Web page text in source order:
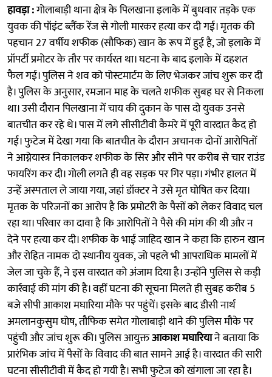
हावड़ा :गोलाबाड़ी थाना क्षेत्र के पिलखाना इलाके में बुधवार तड़के एक
युवक की पॉइंट ब्लैंक रेंज से गोली मारकर हत्या कर दी गई। मृतक की
पहचान 27 वर्षीय शफीक (सौफिक) खान के रूप में हुई है, जो इलाके में
प्रॉपर्टी प्रमोटर के तौर पर कार्यरत था। घटना के बाद इलाके में दहशत
फैल गई। पुलिस ने शव को पोस्टमार्टम के लिए भेजकर जांच शुरू कर दी
है। पुलिस के अनुसार, रमजान माह के चलते शफीक सुबह घर से निकला
था। उसी दौरान पिलखाना में चाय की दुकान के पास दो युवक उनसे
बातचीत कर रहे थे। पास में लगे सीसीटीवी कैमरे में पूरी वारदात कैद हो
गई। फुटेज में देखा गया कि बातचीत के दौरान अचानक दोनों आरोपितों
ने आग्नेयास्त्र निकालकर शफीक के सिर और सीने पर करीब से चार राउंड
फायरिंग कर दी। गोली लगते ही वह सड़क पर गिर पड़ा। गंभीर हालत में
उन्हें अस्पताल ले जाया गया, जहां डॉक्टर ने उसे मृत घोषित कर दिया।
मृतक के परिजनों का आरोप है कि प्रमोटरी के पैसों को लेकर विवाद चल
रहा था। परिवार का दावा है कि आरोपितों ने पैसे की मांग की थी और न
देने पर हत्या कर दी। शफीक के भाई जाहिद खान ने कहा कि हारुन खान
और रोहित नामक दो स्थानीय युवक, जो पहले भी आपराधिक मामलों में
जेल जा चुके हैं, ने इस वारदात को अंजाम दिया है। उन्होंने पुलिस से कड़ी
कार्रवाई की मांग की है। वहीं घटना की सूचना मिलते ही सुबह करीब 5
बजे सीपी आकाश मघारिया मौके पर पहुंचें। इसके बाद डीसी नार्थ
अमलानकुसुम घोष, तौफिक समेत गोलाबाड़ी थाने की पुलिस मौके पर
पहुंची और जांच शुरू की। पुलिस आयुक्तआकाश मघारियाने बताया कि
प्रारंभिक जांच में पैसों के विवाद की बात सामने आई है। वारदात की सारी
घटना सीसीटीवी में कैद हो गयी है। सभी फुटेज को खंगाला जा रहा है।